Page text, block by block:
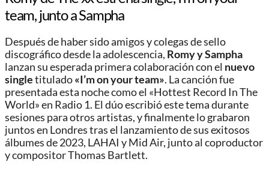
team, junto a Sampha
Después de haber sido amigos y colegas de sello
discográfico desde la adolescencia, Romy y Sampha
lanzan su esperada primera colaboración con el nuevo
singletitulado«I’m on your team». La canción fue
presentada esta noche como el «Hottest Record In The
World» en Radio 1. El dúo escribió este tema durante
sesiones para otros artistas, y finalmente lo grabaron
juntos en Londres tras el lanzamiento de sus exitosos
álbumes de 2023, LAHAI y Mid Air, junto al coproductor
y compositor Thomas Bartlett.